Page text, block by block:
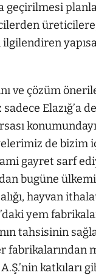
ve çözüm
Elazığ’a
de bizim
gayret sarf
bugüne
hayvan
yem
tahsisinin
fabrikalarından